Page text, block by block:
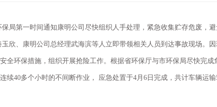
保局第一时间通知康明公司尽快组织人手处理，紧急收集贮存危废，避
欣、康明公司总经理武海滨等人立即带领相关人员到达事故现场。因
环保措施，组织开展抢险工作。根据省环保厅与市环保局尽快完成
续40多个小时的不间断作业， 应急处置于4月 6日完成，共计车辆运输